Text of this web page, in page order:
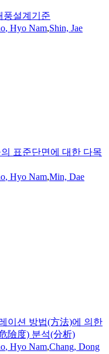
풍설계기준
, Hyo Nam,Shin, Jae
표준단면에 대한 다목
, Hyo Nam,Min, Dae
이션 방법(方法)에 의한
險度) 분석(分析)
, Hyo Nam,Chang, Dong